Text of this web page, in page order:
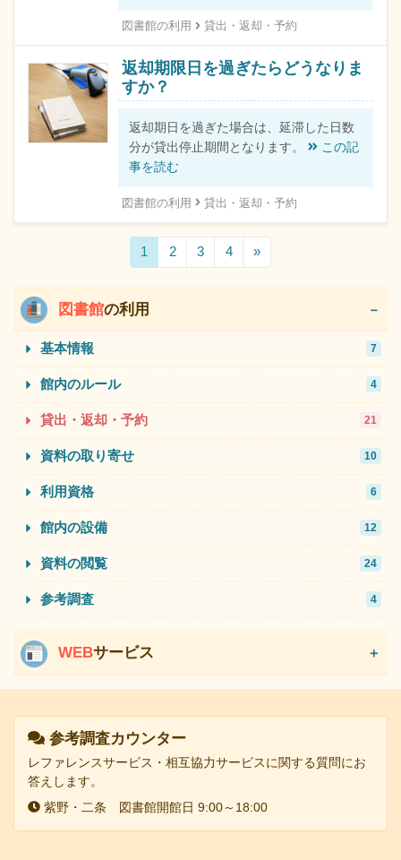
図書館の利用 貸出・返却・予約
返却期限日を過ぎたらどうなりま
すか？
返却期日を過ぎた場合は、延滞した日数
分が貸出停止期間となります。
この記
事を読む
図書館の利用 貸出・返却・予約
1 2 3 4 »
図書館の利用
基本情報 7
館内のルール 4
貸出・返却・予約 21
資料の取り寄せ 10
利用資格 6
館内の設備 12
資料の閲覧 24
参考調査 4
WEBサービス
フッター
参考調査カウンター
レファレンスサービス・相互協力サービスに関する質問にお
答えします。
紫野・二条 図書館開館日 9:00～18:00